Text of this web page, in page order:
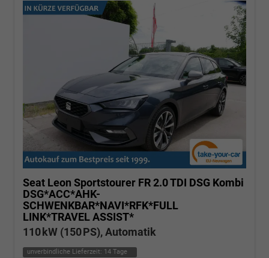
Seat Leon Sportstourer FR 2.0 TDI DSG Kombi
DSG*ACC*AHK-
SCHWENKBAR*NAVI*RFK*FULL
LINK*TRAVEL ASSIST*
110 kW (150 PS), Automatik
unverbindliche Lieferzeit: 14 Tage